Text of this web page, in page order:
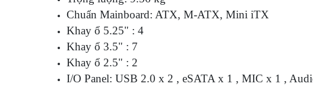
Chuẩn Mainboard: ATX, M-ATX, Mini iTX
Khay ổ 5.25" : 4
Khay ổ 3.5" : 7
Khay ổ 2.5" : 2
I/O Panel: USB 2.0 x 2 , eSATA x 1 , MIC x 1 ,